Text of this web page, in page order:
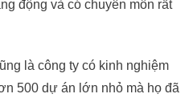
động và có chuyên môn rất
là công ty có kinh nghiệm
500 dự án lớn nhỏ mà họ đã